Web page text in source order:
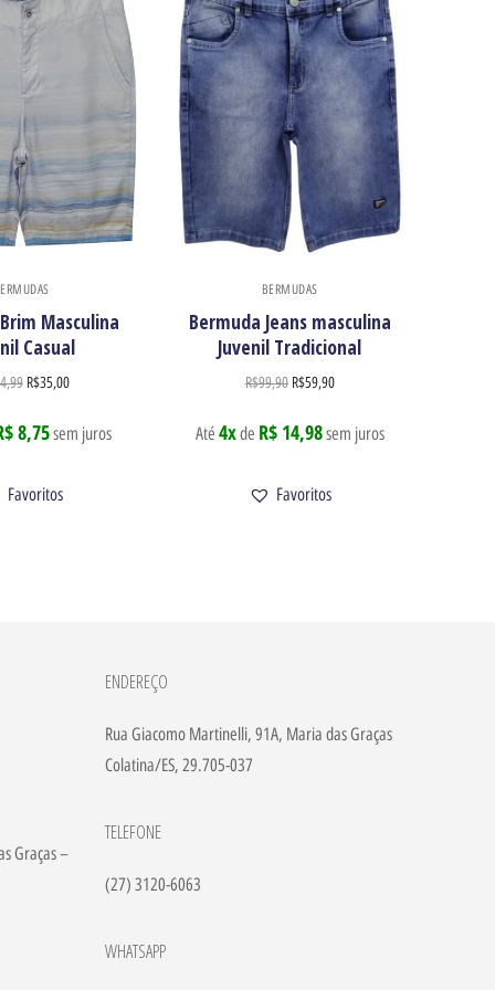
Masculina
Casual
R$35,00
8,75sem juros
Favoritos
BERMUDAS
Bermuda Jeans masculina
Juvenil Tradicional
R$99,90 R$59,90
Até 4xde R$ 14,98sem juros
Favoritos
Graças –
ENDEREÇO
Rua Giacomo Martinelli, 91A, Maria das Graças
Colatina/ES, 29.705-037
TELEFONE
(27) 3120-6063
WHATSAPP